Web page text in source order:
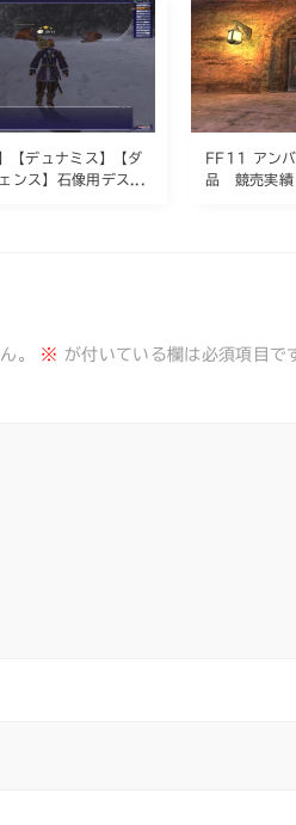
【デュナミス】【ダ
ンス】石像用デス...
FF11 アン
品 競売実
。 ※ が付いている欄は必須項目で